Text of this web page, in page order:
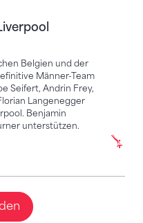
Belgien und der
Männer-Team
Seifert, Andrin Frey,
Langenegger
Benjamin
unterstützen.
bestimmt